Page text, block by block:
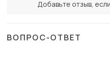
Добавьте отзыв,
ВОПРОС-ОТВЕТ